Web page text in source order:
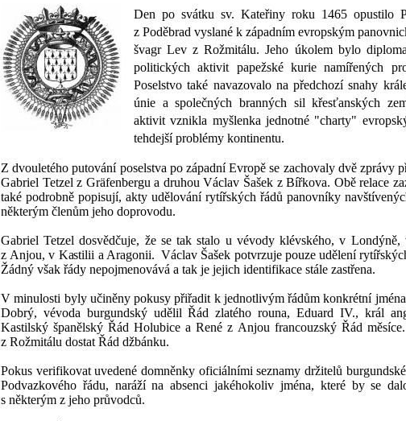
Den po svátku sv. Kateřiny roku 1465 opustilo
z Poděbrad vyslané k západním evropským
švagr Lev z Rožmitálu. Jeho úkolem bylo
politických aktivit papežské kurie namířených
Poselstvo také navazovalo na předchozí snahy
únie a společných branných sil křesťanských
aktivit vznikla myšlenka jednotné "charty"
tehdejší problémy kontinentu.
Z dvouletého putování poselstva po západní Evropě se zachovaly dvě zprávy
Gabriel Tetzel z Gräfenbergu a druhou Václav Šašek z Bířkova. Obě relace
také podrobně popisují, akty udělování rytířských řádů panovníky
některým členům jeho doprovodu.
Gabriel Tetzel dosvědčuje, že se tak stalo u vévody klévského, v
z Anjou, v Kastilii a Aragonii. Václav Šašek potvrzuje pouze udělení
Žádný však řády nepojmenovává a tak je jejich identifikace stále zastřena.
V minulosti byly učiněny pokusy přiřadit k jednotlivým řádům konkrétní
Dobrý, vévoda burgundský udělil Řád zlatého rouna, Eduard IV., král
Kastilský španělský Řád Holubice a René z Anjou francouzský Řád
z Rožmitálu dostat Řád džbánku.
Pokus verifikovat uvedené domněnky oficiálními seznamy držitelů
Podvazkového řádu, naráží na absenci jakéhokoliv jména, které by se
s některým z jeho průvodců.